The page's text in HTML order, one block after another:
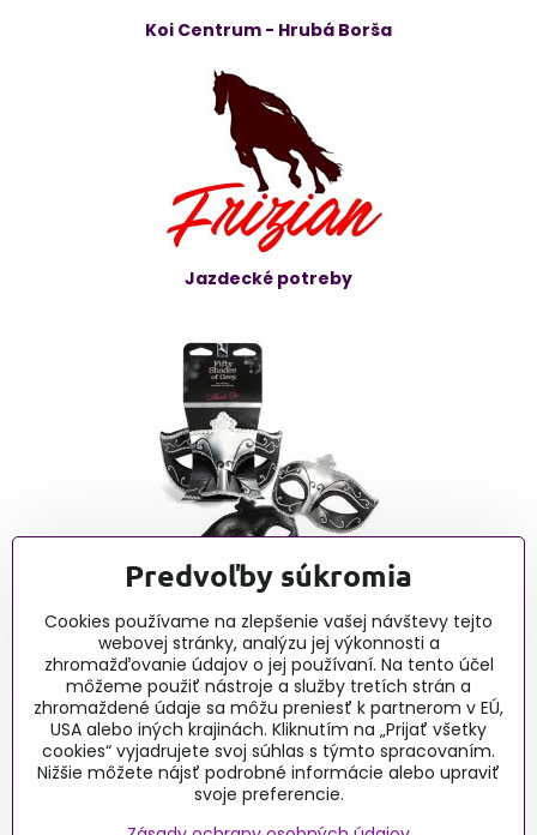
Koi Centrum - Hrubá Borša
Jazdecké potreby
0915 732 190, Po-Pia 9:00-16:00
obchod@lussy.sk
Predvoľby súkromia
Cookies používame na zlepšenie vašej návštevy tejto
webovej stránky, analýzu jej výkonnosti a
zhromažďovanie údajov o jej používaní. Na tento účel
môžeme použiť nástroje a služby tretích strán a
zhromaždené údaje sa môžu preniesť k partnerom v EÚ,
USA alebo iných krajinách. Kliknutím na „Prijať všetky
cookies“ vyjadrujete svoj súhlas s týmto spracovaním.
Nižšie môžete nájsť podrobné informácie alebo upraviť
svoje preferencie.